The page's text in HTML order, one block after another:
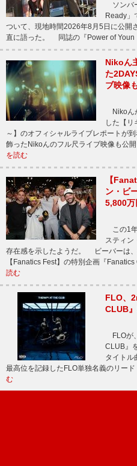
ソンバ
Ready」
ついて、現地時間2026年8月5日に公開
直に語った。 同誌の『Power of
Nikoん
た
ブ映像
Nikoん
した【リ
～】のオフィシャルライブレポートが
飾ったNikoんのフル尺ライブ映像も
を読む
【
ン・ビ
5,800万
この1
スティン
存在感を示したようだ。 ビーバーは
【Fanatics Fest】の特別企画『
読む
FLO、
CLUB
FLOが
CLUB』
タイトル
最高位を記録したFLO単独名義のリー
む